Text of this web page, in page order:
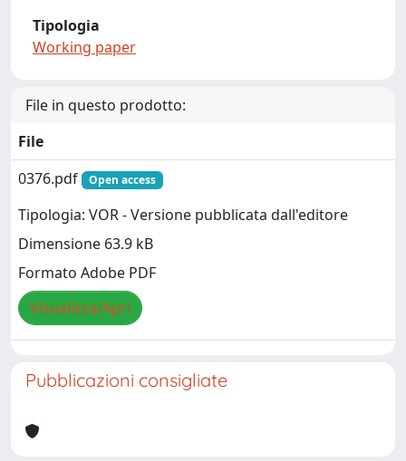
Tipologia
Working paper
File in questo prodotto:
File
0376.pdf
Open access
Tipologia: VOR - Versione pubblicata dall'editore
Dimensione 63.9 kB
Formato Adobe PDF
Visualizza/Apri
Pubblicazioni consigliate